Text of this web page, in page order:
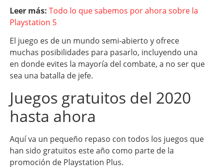
Leer más: Todo lo que sabemos por ahora sobre la
Playstation 5
El juego es de un mundo semi-abierto y ofrece
muchas posibilidades para pasarlo, incluyendo una
en donde evites la mayoría del combate, a no ser que
sea una batalla de jefe.
Juegos gratuitos del 2020
hasta ahora
Aquí va un pequeño repaso con todos los juegos que
han sido gratuitos este año como parte de la
promoción de Playstation Plus.